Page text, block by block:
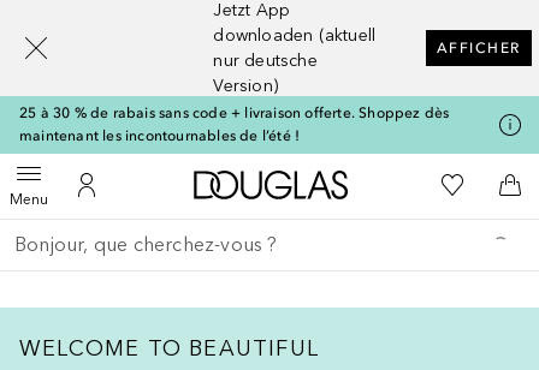
Jetzt App
downloaden (aktuell
nur deutsche
Version)
AFFICHER
25 à 30 % de rabais sans code + livraison offerte. Shoppez dès
maintenant les incontournables de l’été !
MenuOuvrir le menuVers Mon Compte
Vers l'accueil Douglas
Vers Ma
Retourner
Exécuter la recherche
WELCOME TO BEAUTIFUL
[navigation.slideout.screenreader]